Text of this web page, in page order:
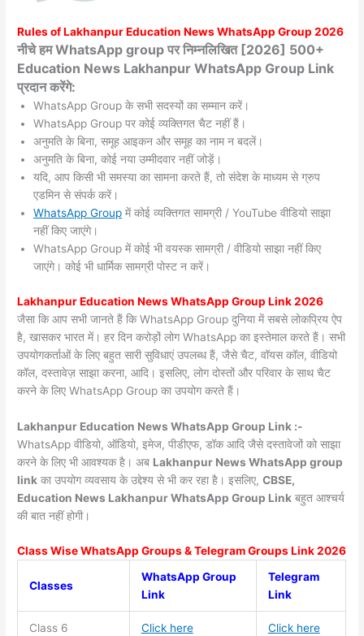
Rules ofLakhanpurEducation News WhatsApp Group 2026
नीचे हम WhatsApp group पर निम्नलिखित [2026] 500+
Education News Lakhanpur WhatsApp Group Link
प्रदान करेंगे:
WhatsApp Group के सभी सदस्यों का सम्मान करें।
WhatsApp Group पर कोई व्यक्तिगत चैट नहीं हैं।
अनुमति के बिना, समूह आइकन और समूह का नाम न बदलें।
अनुमति के बिना, कोई नया उम्मीदवार नहीं जोड़ें।
यदि, आप किसी भी समस्या का सामना करते हैं, तो संदेश के माध्यम से ग्रुप
एडमिन से संपर्क करें।
WhatsApp Group में कोई व्यक्तिगत सामग्री / YouTube वीडियो साझा
नहीं किए जाएंगे।
WhatsApp Group में कोई भी वयस्क सामग्री / वीडियो साझा नहीं किए
जाएंगे। कोई भी धार्मिक सामग्री पोस्ट न करें।
LakhanpurEducation News WhatsApp Group Link 2026
जैसा कि आप सभी जानते हैं कि WhatsApp Group दुनिया में सबसे लोकप्रिय ऐप
है, खासकर भारत में। हर दिन करोड़ों लोग WhatsApp का इस्तेमाल करते हैं। सभी
उपयोगकर्ताओं के लिए बहुत सारी सुविधाएं उपलब्ध हैं, जैसे चैट, वॉयस कॉल, वीडियो
कॉल, दस्तावेज़ साझा करना, आदि। इसलिए, लोग दोस्तों और परिवार के साथ चैट
करने के लिए WhatsApp Group का उपयोग करते हैं।
Lakhanpur Education News WhatsApp Group Link :-
WhatsApp वीडियो, ऑडियो, इमेज, पीडीएफ, डॉक आदि जैसे दस्तावेजों को साझा
करने के लिए भी आवश्यक है। अब Lakhanpur NewsWhatsApp group
link का उपयोग व्यवसाय के उद्देश्य से भी कर रहा है। इसलिए,CBSE,
Education News Lakhanpur WhatsApp Group Link बहुत आश्चर्य
की बात नहीं होगी।
Class Wise WhatsApp Groups & Telegram Groups Link 2026
Classes
WhatsApp Group
Link
Telegram
Link
Class 6 Click here Click here